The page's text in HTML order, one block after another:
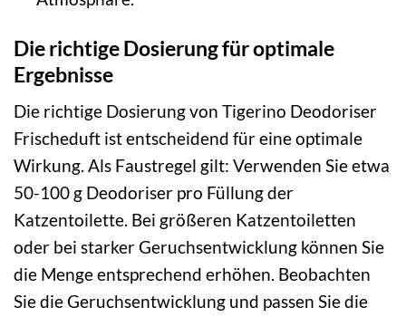
Die richtige Dosierung für optimale
Ergebnisse
Die richtige Dosierung von Tigerino Deodoriser
Frischeduft ist entscheidend für eine optimale
Wirkung. Als Faustregel gilt: Verwenden Sie etwa
50-100 g Deodoriser pro Füllung der
Katzentoilette. Bei größeren Katzentoiletten
oder bei starker Geruchsentwicklung können Sie
die Menge entsprechend erhöhen. Beobachten
Sie die Geruchsentwicklung und passen Sie die